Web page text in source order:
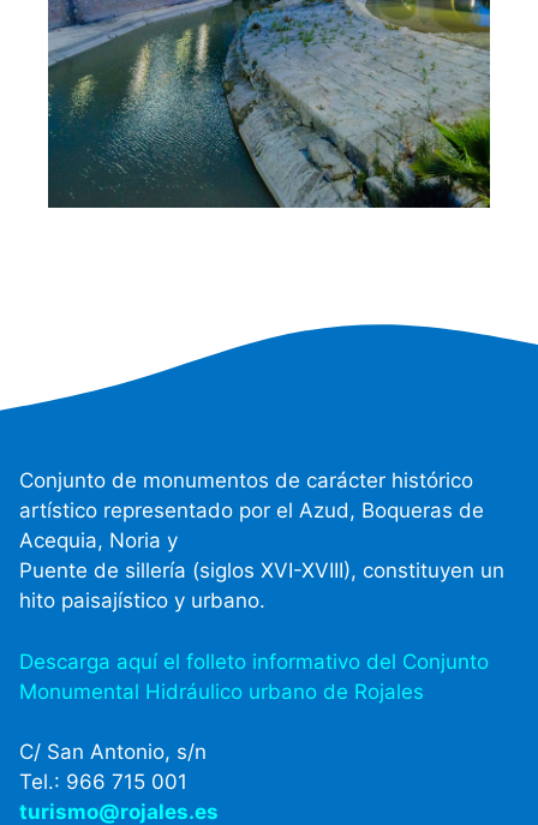
Conjunto de monumentos de carácter histórico
artístico representado por el Azud, Boqueras de
Acequia, Noria y
Puente de sillería (siglos XVI-XVIII), constituyen un
hito paisajístico y urbano.
Descarga aquí el folleto informativo del Conjunto
Monumental Hidráulico urbano de Rojales
C/ San Antonio, s/n
Tel.: 966 715 001
turismo@rojales.es